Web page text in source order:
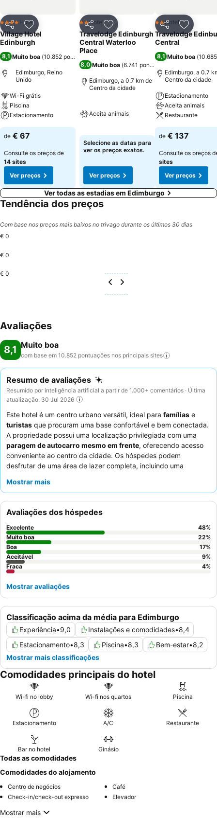
PartilharAdicionar aos favoritos
4 EstrelasHotel
Village Hotel
Edinburgh
8,1 Muito boa (10.852 pontuações
Edimburgo, Reino
Unido
Wi-Fi grátis
Piscina
Estacionamento
de € 67
Consulte os preços de
14 sites
Ver preços
PartilharAdicionar aos favoritos
2 Estrelas
Hotel
Travelodge Edinburgh
Central Waterloo
Place
8,0 Muito boa (6.741 pontuações
Edimburgo, a 0.7 km de
Centro da cidade
Aceita animais
Selecione as datas para
ver os preços exatos.
Ver preços
Partilhar
2 Estrelas
Hotel
Travelodge
Central
8,1 Muito boa (
Edimburgo, a 0.7
Centro da cidade
Estacionamento
Aceita animais
Restaurante
de € 137
Consulte os preços
sites
Ver preços
Ver todas as estadias em Edimburgo
Tendência dos preços
Com base nos preços mais baixos no trivago durante os últimos 30 dias
€ 0
€ 0
€ 0
Avaliações
8,1 Muito boa
com base em 10.852 pontuações nos principais sites
Resumo de avaliações
Resumido por inteligência artificial a partir de 1.000+ comentários · Última
atualização: 30 Jul 2026
Este hotel é um centro urbano versátil, ideal para famílias e
turistas que procuram uma base confortável e bem conectada.
A propriedade possui uma localização privilegiada com uma
paragem de autocarro mesmo em frente, oferecendo acesso
conveniente ao centro da cidade. Os hóspedes podem
desfrutar de uma área de lazer completa, incluindo uma
recebem consistentemente elogios pelo seu serviço simpático e
se destaca pela sua variedade. Para uma experiência mais
tranquila, os hóspedes podem preferir quartos virados para o
jardim.
Mostrar mais
Classificação acima da média para Edimburgo
Experiência•9,0 Instalações e comodidades•8,4
Estacionamento•8,3 Piscina•8,3 Bem-estar•8,2
Mostrar mais classificações
Avaliações dos hóspedes
Excelente 48%
Muito boa
22%
Boa
17%
Aceitável
9%
Fraca
4%
Mostrar avaliações
Comodidades principais do hotel
Wi-fi no lobby Wi-fi nos quartos Piscina
Estacionamento A/C Restaurante
Bar no hotel Ginásio
Todas as comodidades
Comodidades do alojamento
Centro de negócios
Café
Check-in/check-out expresso
Elevador
Mostrar mais